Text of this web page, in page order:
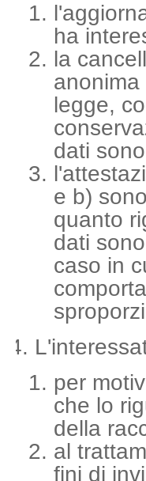
ha
la
legge,
dati
e b)
quanto
dati
caso in
per
che lo
della
al
fini di